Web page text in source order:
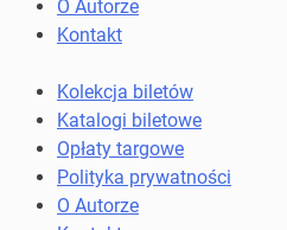
kolejowych
O Autorze
Kontakt
Kolekcja biletów
Katalogi biletowe
Opłaty targowe
Polityka prywatności
O Autorze